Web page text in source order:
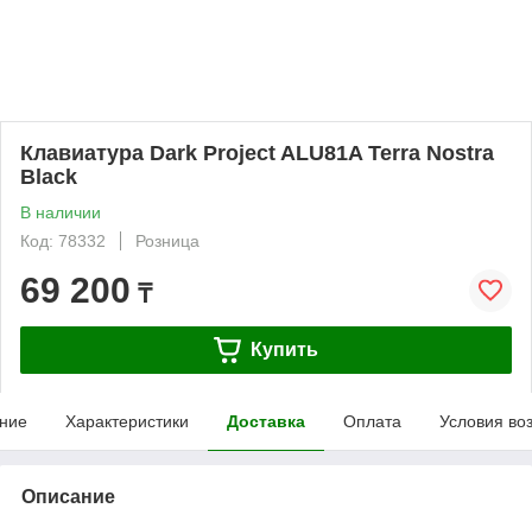
Клавиатура Dark Project ALU81A Terra Nostra
Black
В наличии
Код: 78332
Розница
69 200 ₸
Купить
Характеристики Доставка Оплата Условия
Описание